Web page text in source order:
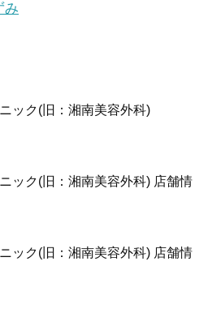
み
ック(旧：湘南美容外科)
ック(旧：湘南美容外科) 店舗情
ック(旧：湘南美容外科) 店舗情